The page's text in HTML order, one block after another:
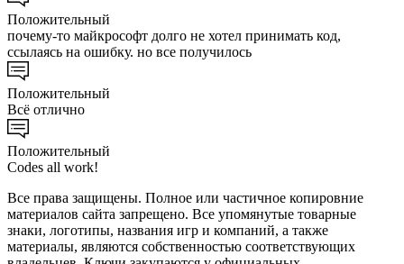
Положительный
почему-то майкрософт долго не хотел принимать код,
ссылаясь на ошибку. но все получилось
Положительный
Всё отлично
Положительный
Codes all work!
Все права защищены. Полное или частичное копировние
материалов сайта запрещено. Все упомянутые товарные
знаки, логотипы, названия игр и компаний, а также
материалы, являются собственностью соответствующих